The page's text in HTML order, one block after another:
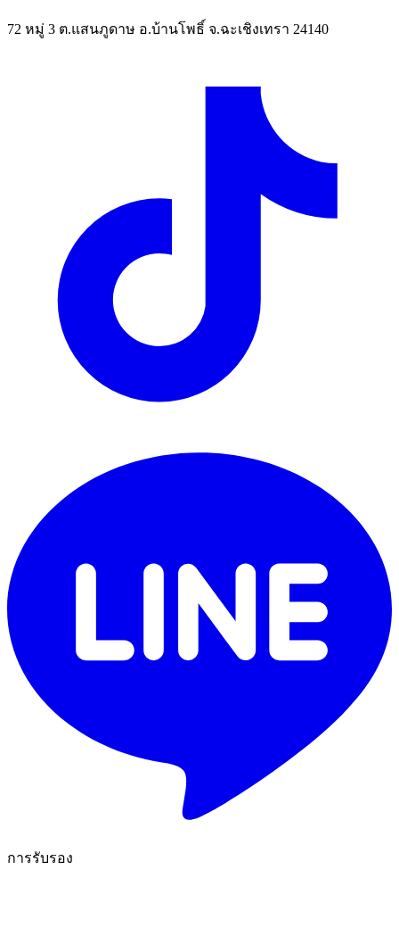
72 หมู่ 3 ต.แสนภูดาษ อ.บ้านโพธิ์ จ.ฉะเชิงเทรา 24140
การรับรอง